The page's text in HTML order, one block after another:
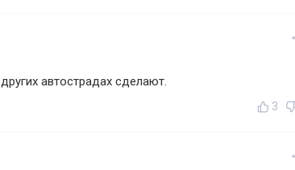
автострадах сделают.
3